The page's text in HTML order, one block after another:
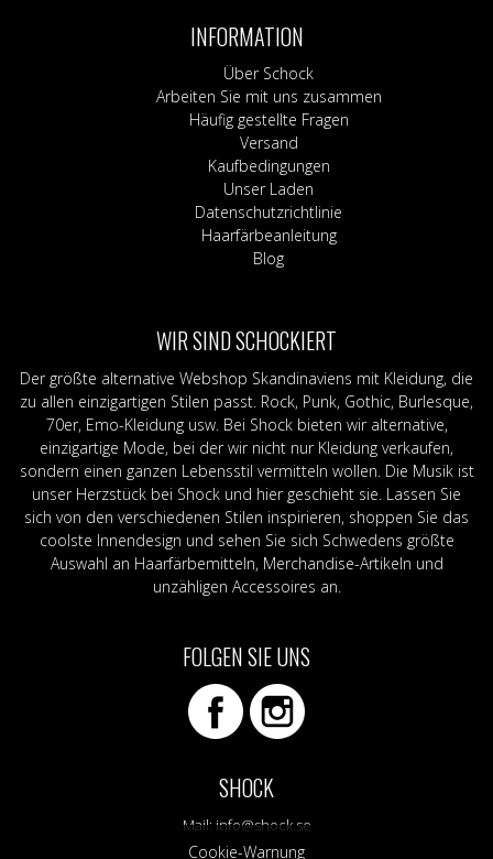
INFORMATION
Über Schock
Arbeiten Sie mit uns zusammen
Häufig gestellte Fragen
Versand
Kaufbedingungen
Unser Laden
Datenschutzrichtlinie
Haarfärbeanleitung
Blog
WIR SIND SCHOCKIERT
Der größte alternative Webshop Skandinaviens mit Kleidung, die
zu allen einzigartigen Stilen passt. Rock, Punk, Gothic, Burlesque,
70er, Emo-Kleidung usw. Bei Shock bieten wir alternative,
einzigartige Mode, bei der wir nicht nur Kleidung verkaufen,
sondern einen ganzen Lebensstil vermitteln wollen. Die Musik ist
unser Herzstück bei Shock und hier geschieht sie. Lassen Sie
sich von den verschiedenen Stilen inspirieren, shoppen Sie das
coolste Innendesign und sehen Sie sich Schwedens größte
Auswahl an Haarfärbemitteln, Merchandise-Artikeln und
unzähligen Accessoires an.
FOLGEN SIE UNS
SHOCK
Mail: info@shock.se
Cookie-Warnung